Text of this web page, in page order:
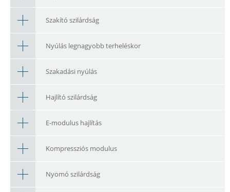
Szakító szilárdság
Nyúlás legnagyobb terheléskor
Szakadási nyúlás
Hajlító szilárdság
E-modulus hajlítás
Kompressziós modulus
Nyomó szilárdság